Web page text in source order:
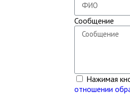
Сообщение
Нажимая
отношении